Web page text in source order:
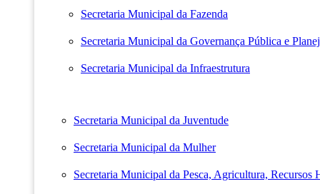
Secretaria Municipal da Fazenda
Secretaria Municipal da Governança Pública e
Secretaria Municipal da Infraestrutura
Secretaria Municipal da Juventude
Secretaria Municipal da Mulher
Secretaria Municipal da Pesca, Agricultura, Recursos